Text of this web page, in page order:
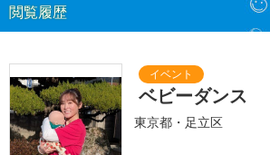
閲覧履歴
ベビーダンス
東京都・足立区